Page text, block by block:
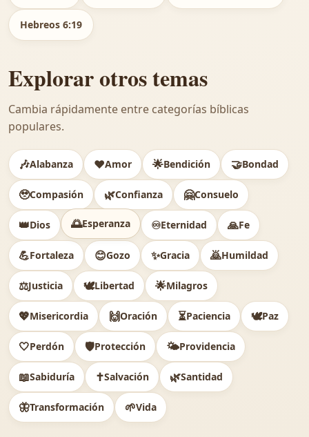
Hebreos 6:19
Explorar otros temas
Cambia rápidamente entre categorías bíblicas
populares.
🎶Alabanza ❤️Amor 🌟Bendición 🤝Bondad
🥹Compasión 🌿Confianza 🤗Consuelo
👑Dios 🌅Esperanza ♾️Eternidad 🙏Fe
💪Fortaleza 😊Gozo ✨Gracia 🙇Humildad
⚖️Justicia 🕊Libertad 🌟Milagros
💖Misericordia 🙌Oración ⏳Paciencia 🕊️Paz
🤍Perdón 🛡️Protección 🌤️Providencia
📖Sabiduría ✝️Salvación 🌿Santidad
🦋Transformación 🌱Vida